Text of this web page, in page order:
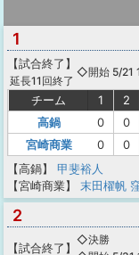
1
【試合終了 】
延長11回終了
◇開始 5/21
チーム 1 2
高鍋
0 0
宮崎商業
0 0
【高鍋】
甲斐裕人
【宮崎商業】
末田櫂帆
2
【試合終了 】
◇決勝